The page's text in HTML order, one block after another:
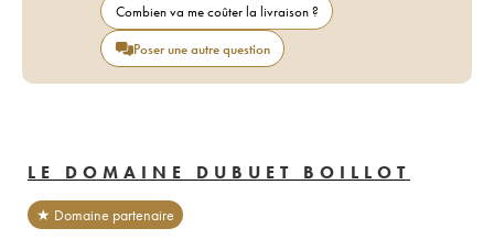
Combien va me coûter la livraison ?
Poser une autre question
LE DOMAINE DUBUET BOILLOT
★ Domaine partenaire